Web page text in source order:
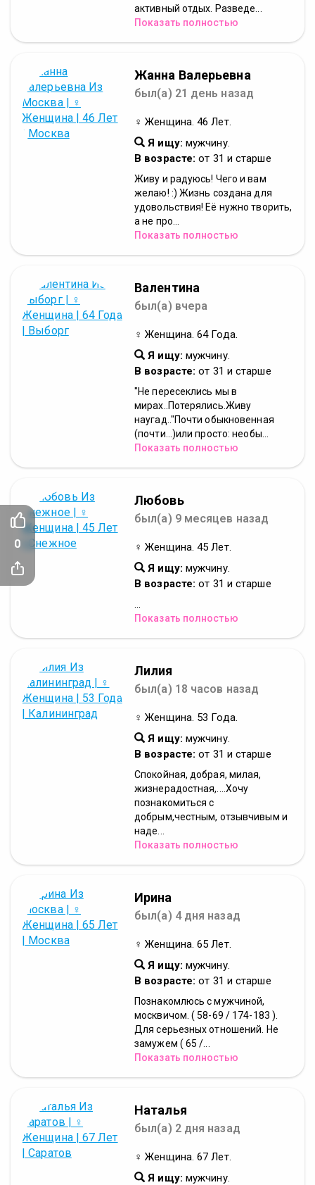
активный отдых. Разведе...
Показать полностью
Жанна Валерьевна
был(а) 21 день назад
♀ Женщина. 46 Лет.
Я ищу: мужчину.
В возрасте: от 31 и старше
Живу и радуюсь! Чего и вам
желаю! :) Жизнь создана для
удовольствия! Её нужно творить,
а не про...
Показать полностью
Валентина
был(а) вчера
♀ Женщина. 64 Года.
Я ищу: мужчину.
В возрасте: от 31 и старше
"Не пересеклись мы в
мирах..Потерялись.Живу
наугад.."Почти обыкновенная
(почти...)или просто: необы...
Показать полностью
Любовь
был(а) 9 месяцев назад
♀ Женщина. 45 Лет.
Я ищу: мужчину.
В возрасте: от 31 и старше
Показать полностью
Лилия
был(а) 18 часов назад
♀ Женщина. 53 Года.
Я ищу: мужчину.
В возрасте: от 31 и старше
Спокойная, добрая, милая,
жизнерадостная,....Хочу
познакомиться с
добрым,честным, отзывчивым и
наде...
Показать полностью
Ирина
был(а) 4 дня назад
♀ Женщина. 65 Лет.
Я ищу: мужчину.
В возрасте: от 31 и старше
Познакомлюсь с мужчиной,
москвичом. ( 58-69 / 174-183 ).
Для серьезных отношений. Не
замужем ( 65 /...
Показать полностью
Наталья
был(а) 2 дня назад
♀ Женщина. 67 Лет.
Я ищу: мужчину.
0